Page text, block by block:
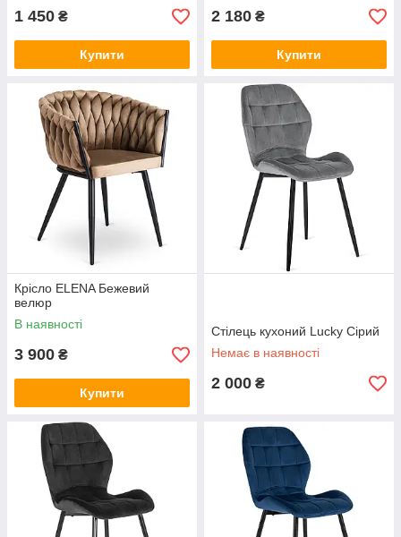
1 450 ₴
Купити
2 180 ₴
Купити
Крісло ELENA Бежевий
велюр
В наявності
3 900 ₴
Купити
Стілець кухоний Lucky Сірий
Немає в наявності
2 000 ₴